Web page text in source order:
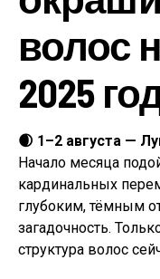
волос
2025
🌒 1–2 августа —
Начало месяца
кардинальных
глубоким, тёмным
загадочность.
структура волос